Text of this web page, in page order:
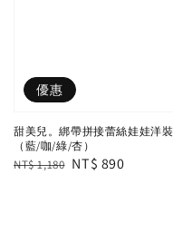
優惠
甜美兒。綁帶拼接蕾絲娃娃洋裝
（藍/咖/綠/杏）
Regular
NT$ 1,180 Sale
NT$ 890